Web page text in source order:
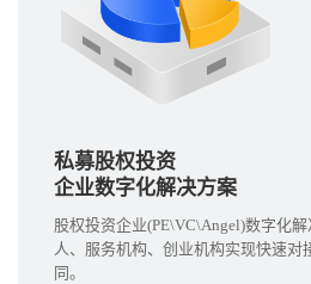
私募股权投资
企业数字化解决方案
股权投资企业(PE\VC\Angel)数字化
人、服务机构、创业机构实现快速对
同。